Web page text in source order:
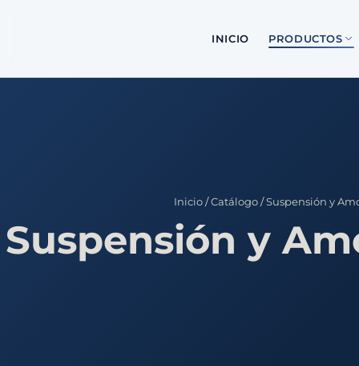
INICIO PRODUCTOS
Inicio/Catálogo/Suspensión y
Suspensión y